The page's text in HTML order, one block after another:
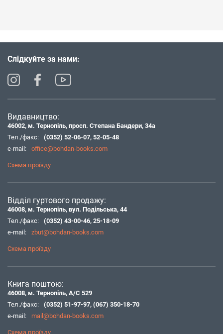
Слідкуйте за нами:
Видавництво:
46002, м. Тернопіль, просп. Степана Бандери, 34а
Тел./факс:
(0352) 52-06-07, 52-05-48
e-mail:
office@bohdan-books.com
Схема проїзду
Відділ гуртового продажу:
46008, м. Тернопіль, вул. Подільська, 44
Тел./факс:
(0352) 43-00-46, 25-18-09
e-mail:
zbut@bohdan-books.com
Схема проїзду
Книга поштою:
46008, м. Тернопіль, А/С 529
Тел./факс:
(0352) 51-97-97, (067) 350-18-70
e-mail:
mail@bohdan-books.com
Схема проїзду